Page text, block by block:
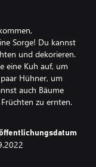
Sorge! Du kannst
und dekorieren.
eine Kuh auf, um
Hühner, um
auch Bäume
zu ernten.